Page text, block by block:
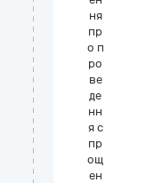
ня
пр
о п
ро
ве
де
нн
я с
пр
ощ
ен